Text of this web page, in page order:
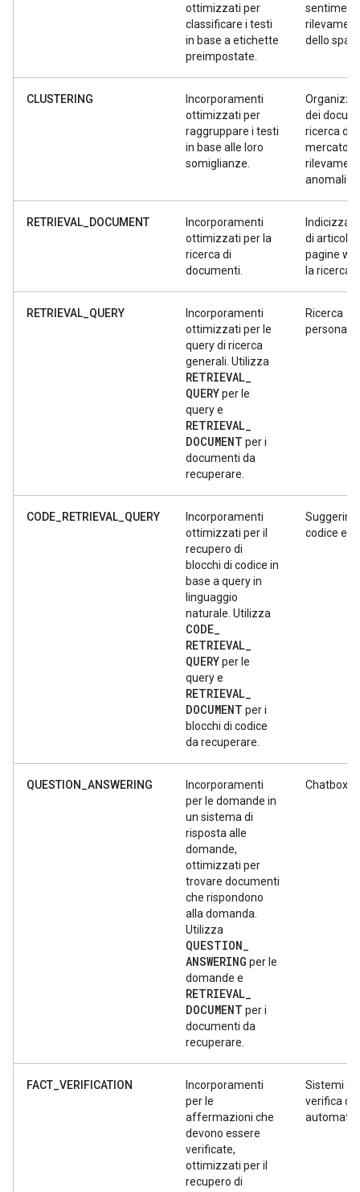
ottimizzati per
classificare i testi
in base a etichette
preimpostate.
sentiment,
dello spam
CLUSTERING
Incorporamenti
ottimizzati per
raggruppare i testi
in base alle loro
somiglianze.
dei
ricerca di
mercato,
anomalie
RETRIEVAL_DOCUMENT
Incorporamenti
ottimizzati per la
ricerca di
documenti.
di articoli,
pagine
la ricerca.
RETRIEVAL_QUERY
Incorporamenti
ottimizzati per le
query di ricerca
generali. Utilizza
RETRIEVAL_
QUERYper le
query e
RETRIEVAL_
DOCUMENT per i
documenti da
recuperare.
Ricerca
CODE_RETRIEVAL_QUERY
Incorporamenti
ottimizzati per il
recupero di
blocchi di codice in
base a query in
linguaggio
naturale. Utilizza
CODE_
RETRIEVAL_
QUERYper le
query e
RETRIEVAL_
DOCUMENT per i
blocchi di codice
da recuperare.
codice e
QUESTION_ANSWERING
Incorporamenti
per le domande in
un sistema di
risposta alle
domande,
ottimizzati per
trovare documenti
che rispondono
alla domanda.
Utilizza
QUESTION_
ANSWERING per le
domande e
RETRIEVAL_
DOCUMENT per i
documenti da
recuperare.
Chatbox
FACT_VERIFICATION
Incorporamenti
per le
affermazioni che
devono essere
verificate,
ottimizzati per il
recupero di
Sistemi di
verifica